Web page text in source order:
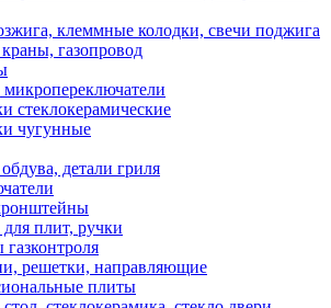
клеммные колодки, свечи поджига
газопровод
стеклокерамические
чугунные
детали гриля
плит, ручки
решетки, направляющие
плиты